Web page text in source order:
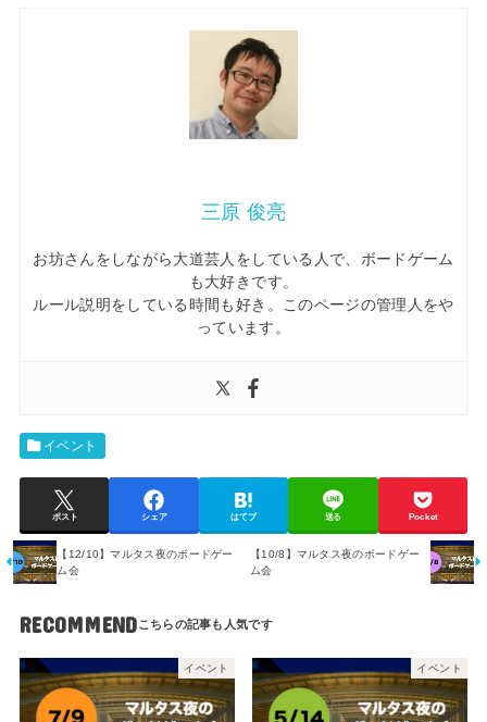
三原 俊亮
お坊さんをしながら大道芸人をしている人で、ボードゲーム
も大好きです。
ルール説明をしている時間も好き。このページの管理人をや
っています。
イベント
ポスト シェア はてブ 送る Pocket
【12/10】マルタス夜のボードゲー
ム会
【10/8】マルタス夜のボードゲー
ム会
RECOMMEND
イベント イベント